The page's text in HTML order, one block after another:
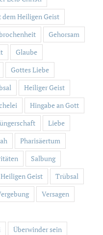
Heiligen Geist
Gehorsam
Glaube
Gottes Liebe
Heiliger Geist
Hingabe an Gott
Liebe
Pharisäertum
Salbung
Geist
Trübsal
Versagen
Überwinder sein